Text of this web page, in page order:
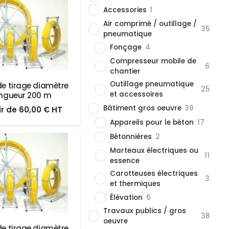
tirage diamètre
200 m
de Le
prix
initial
était :
60,00 €.
60,00 €Le
prix
60,00 €.
HT
Accessories 1
Air comprimé / outillage /
pneumatique
35
Fonçage 4
Compresseur mobile de
chantier
6
Outillage pneumatique
et accessoires
25
Bâtiment gros oeuvre 39
Appareils pour le béton 17
Bétonnières 2
Marteaux électriques ou
essence
11
Carotteuses électriques
et thermiques
3
Élévation 6
Travaux publics / gros
oeuvre
38